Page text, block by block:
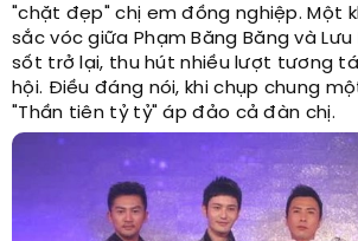
"chặt đẹp" chị em đồng nghiệp. Một
sắc vóc giữa Phạm Băng Băng và Lưu
sốt trở lại, thu hút nhiều lượt tương
hội. Điều đáng nói, khi chụp chung
"Thần tiên tỷ tỷ" áp đảo cả đàn chị.